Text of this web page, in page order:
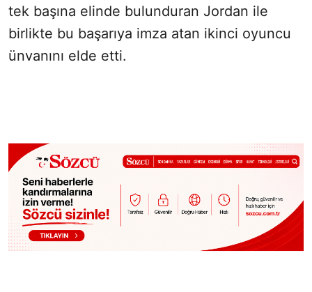
tek başına elinde bulunduran Jordan ile
birlikte bu başarıya imza atan ikinci oyuncu
ünvanını elde etti.